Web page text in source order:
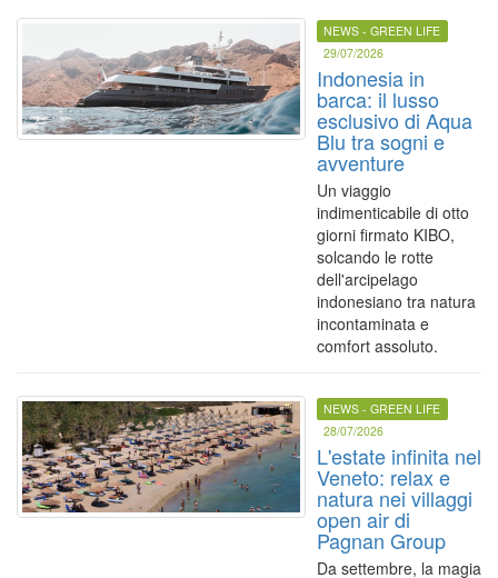
NEWS - GREEN LIFE
29/07/2026
Indonesia in
barca: il lusso
esclusivo di Aqua
Blu tra sogni e
avventure
Un viaggio
indimenticabile di otto
giorni firmato KIBO,
solcando le rotte
dell'arcipelago
indonesiano tra natura
incontaminata e
comfort assoluto.
NEWS - GREEN LIFE
28/07/2026
L'estate infinita nel
Veneto: relax e
natura nei villaggi
open air di
Pagnan Group
Da settembre, la magia